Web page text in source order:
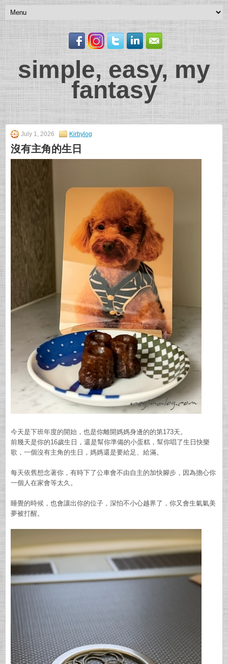
simple, easy, my
fantasy
July 1, 2026 Kirbylog
沒有主角的生日
今天是下班年度的開始，也是你離開媽媽身邊的的第173天。
前幾天是你的16歲生日，還是幫你準備的小蛋糕，幫你唱了生日快樂
歌，一個沒有主角的生日，媽媽還是要給足、給滿。
每天依舊想念著你，有時下了公車會不由自主的加快腳步，因為擔心你
一個人在家會等太久。
睡覺的時候，也會讓出你的位子，深怕不小心越界了，你又會生氣氣美
夢被打醒。